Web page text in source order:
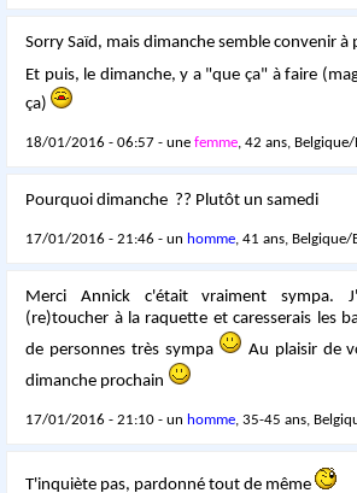
Sorry Saïd, mais dimanche semble convenir à
Et puis, le dimanche, y a "que ça" à faire
ça)
18/01/2016 - 06:57 - unefemme, 42 ans,
Pourquoi dimanche ?? Plutôt un samedi
17/01/2016 - 21:46 - un homme, 41 ans, Belgique/
Merci Annick c'était vraiment sympa.
(re)toucher à la raquette et caresserais les
de personnes très sympa
Au plaisir de
dimanche prochain
17/01/2016 - 21:10 - un homme, 35-45 ans,
T'inquiète pas, pardonné tout de même